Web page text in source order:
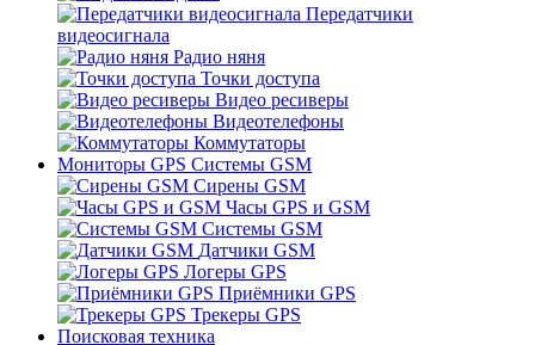
Передатчики
видеосигнала
Радио няня
Точки доступа
Видео ресиверы
Видеотелефоны
Коммутаторы
Мониторы GPS Системы GSM
Сирены GSM
Часы GPS и GSM
Системы GSM
Датчики GSM
Логеры GPS
Приёмники GPS
Трекеры GPS
Поисковая техника